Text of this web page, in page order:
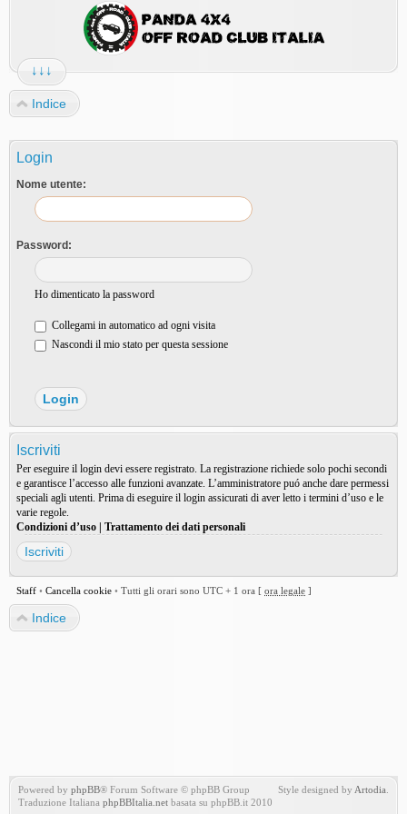
↓↓↓
Indice
Login
Nome utente:
Password:
Ho dimenticato la password
Collegami in automatico ad ogni visita
Nascondi il mio stato per questa sessione
Iscriviti
Per eseguire il login devi essere registrato. La registrazione richiede solo pochi secondi
e garantisce l’accesso alle funzioni avanzate. L’amministratore puó anche dare permessi
speciali agli utenti. Prima di eseguire il login assicurati di aver letto i termini d’uso e le
varie regole.
Condizioni d’uso
Trattamento dei dati personali
Iscriviti
Staff • Cancella cookie • Tutti gli orari sono UTC + 1 ora [ ora legale ]
Indice
Powered by phpBB® Forum Software © phpBB Group
Traduzione Italiana phpBBItalia.net basata su phpBB.it 2010
Style designed by Artodia